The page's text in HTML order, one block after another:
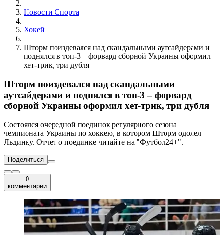
Новости Cпорта
Хокей
Шторм поиздевался над скандальными аутсайдерами и
поднялся в топ-3 – форвард сборной Украины оформил
хет-трик, три дубля
Шторм поиздевался над скандальными
аутсайдерами и поднялся в топ-3 – форвард
сборной Украины оформил хет-трик, три дубля
Состоялся очередной поединок регулярного сезона
чемпионата Украины по хоккею, в котором Шторм одолел
Льдинку. Отчет о поединке читайте на "Футбол24+".
Поделиться
0
комментарии